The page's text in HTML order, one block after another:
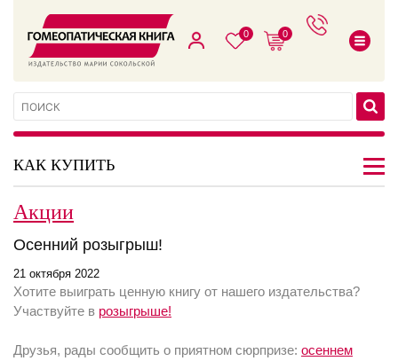
0 0
КАК КУПИТЬ
Акции
Осенний розыгрыш!
21 октября 2022
Хотите выиграть ценную книгу от нашего издательства?
Участвуйте в розыгрыше!
Друзья, рады сообщить о приятном сюрпризе: осеннем